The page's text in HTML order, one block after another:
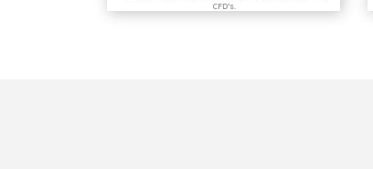
CFD’s.